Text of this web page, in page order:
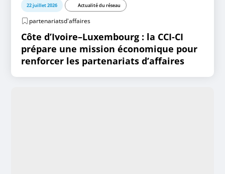
22 juillet 2026 Actualité du réseau
partenariatsd'affaires
Côte d’Ivoire–Luxembourg : la CCI-CI
prépare une mission économique pour
renforcer les partenariats d’affaires